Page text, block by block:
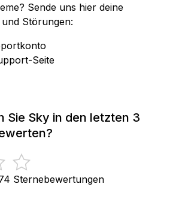
Sende uns hier deine
Störungen:
Seite
Sie Sky in den letzten 3
Sternebewertungen